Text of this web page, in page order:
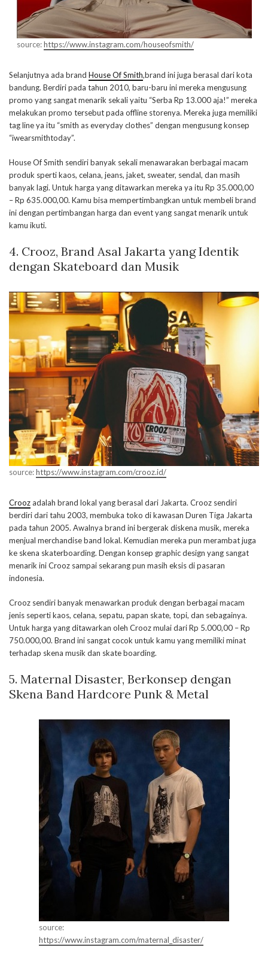
source:https://www.instagram.com/houseofsmith/
Selanjutnya ada brand House Of Smith,brand ini juga berasal dari kota
bandung. Berdiri pada tahun 2010, baru-baru ini mereka mengusung
promo yang sangat menarik sekali yaitu “Serba Rp 13.000 aja!” mereka
melakukan promo tersebut pada offline storenya. Mereka juga memiliki
tag line ya itu “smith as everyday clothes” dengan mengusung konsep
“iwearsmithtoday”.
House Of Smith sendiri banyak sekali menawarakan berbagai macam
produk sperti kaos, celana, jeans, jaket, sweater, sendal, dan masih
banyak lagi. Untuk harga yang ditawarkan mereka ya itu Rp 35.000,00
– Rp 635.000,00. Kamu bisa mempertimbangkan untuk membeli brand
ini dengan pertimbangan harga dan event yang sangat menarik untuk
kamu ikuti.
4. Crooz, Brand Asal Jakarta yang Identik
dengan Skateboard dan Musik
source:https://www.instagram.com/crooz.id/
Croozadalah brand lokal yang berasal dari Jakarta. Crooz sendiri
berdiri dari tahu 2003, membuka toko di kawasan Duren Tiga Jakarta
pada tahun 2005. Awalnya brand ini bergerak diskena musik, mereka
menjual merchandise band lokal. Kemudian mereka pun merambat juga
ke skena skaterboarding. Dengan konsep graphic design yang sangat
menarik ini Crooz sampai sekarang pun masih eksis di pasaran
indonesia.
Crooz sendiri banyak menawarkan produk dengan berbagai macam
jenis seperti kaos, celana, sepatu, papan skate, topi, dan sebagainya.
Untuk harga yang ditawarkan oleh Crooz mulai dari Rp 5.000,00 – Rp
750.000,00. Brand ini sangat cocok untuk kamu yang memiliki minat
terhadap skena musik dan skate boarding.
5. Maternal Disaster, Berkonsep dengan
Skena Band Hardcore Punk & Metal
source:
https://www.instagram.com/maternal_disaster/